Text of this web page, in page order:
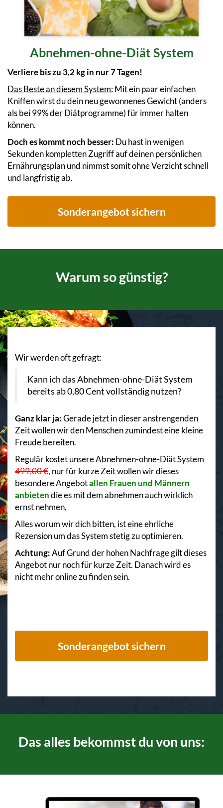
Abnehmen-ohne-Diät System
Verliere bis zu 3,2 kg in nur 7 Tagen!
Das Beste an diesem System:Mit ein paar einfachen
Kniffen wirst du dein neu gewonnenes Gewicht (anders
als bei 99% der Diätprogramme) für immer halten
können.
Doch es kommt noch besser: Du hast in wenigen
Sekunden kompletten Zugriff auf deinen persönlichen
Ernährungsplan und nimmst somit ohne Verzicht schnell
und langfristig ab.
Sonderangebot sichern
Warum so günstig?
Wir werden oft gefragt:
Kann ich das Abnehmen-ohne-Diät System
bereits ab 0,80 Cent vollständig nutzen?
Ganz klar ja:Gerade jetzt in dieser anstrengenden
Zeit wollen wir den Menschen zumindest eine kleine
Freude bereiten.
Regulär kostet unsere Abnehmen-ohne-Diät System
499,00 €, nur für kurze Zeit wollen wir dieses
besondere Angebotallen Frauen und Männern
anbietendie es mit dem abnehmen auch wirklich
ernst nehmen.
Alles worum wir dich bitten, ist eine ehrliche
Rezension um das System stetig zu optimieren.
Achtung:Auf Grund der hohen Nachfrage gilt dieses
Angebot nur noch für kurze Zeit. Danach wird es
nicht mehr online zu finden sein.
Sonderangebot sichern
Das alles bekommst du von uns: